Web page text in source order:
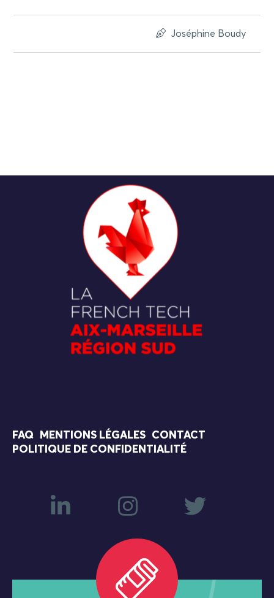
Joséphine Boudy
FAQ MENTIONS LÉGALES
CONTACT
POLITIQUE DE CONFIDENTIALITÉ